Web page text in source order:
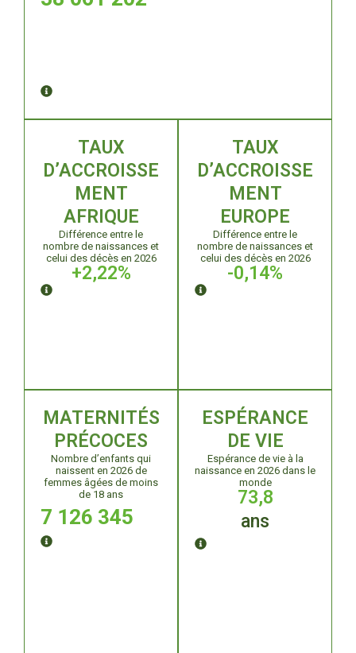
TAUX
D’ACCROISSE
MENT
AFRIQUE
Différence entre le
nombre de naissances et
celui des décès en 2026
+2,22%
TAUX
D’ACCROISSE
MENT
EUROPE
Différence entre le
nombre de naissances et
celui des décès en 2026
-0,14%
MATERNITÉS
PRÉCOCES
Nombre d’enfants qui
naissent en 2026 de
femmes âgées de moins
de 18 ans
7 126 346
ESPÉRANCE
DE VIE
Espérance de vie à la
naissance en 2026 dans le
monde
73,8
ans